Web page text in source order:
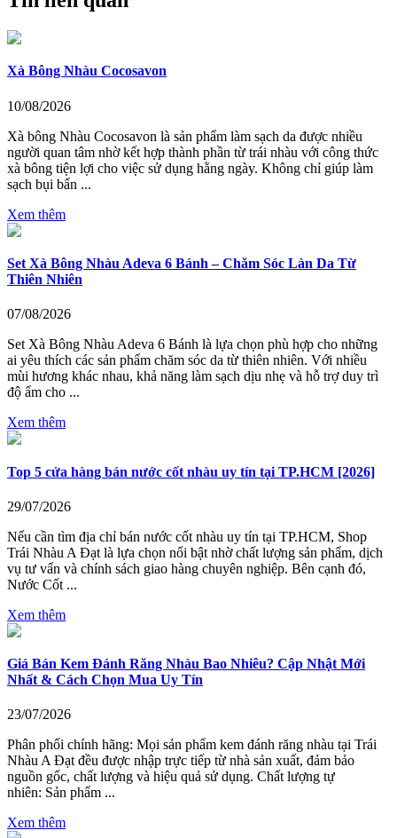
Xà Bông Nhàu Cocosavon
10/08/2026
Xà bông Nhàu Cocosavon là sản phẩm làm sạch da được nhiều
người quan tâm nhờ kết hợp thành phần từ trái nhàu với công thức
xà bông tiện lợi cho việc sử dụng hằng ngày. Không chỉ giúp làm
sạch bụi bẩn ...
Xem thêm
Set Xà Bông Nhàu Adeva 6 Bánh – Chăm Sóc Làn Da Từ
Thiên Nhiên
07/08/2026
Set Xà Bông Nhàu Adeva 6 Bánh là lựa chọn phù hợp cho những
ai yêu thích các sản phẩm chăm sóc da từ thiên nhiên. Với nhiều
mùi hương khác nhau, khả năng làm sạch dịu nhẹ và hỗ trợ duy trì
độ ẩm cho ...
Xem thêm
Top 5 cửa hàng bán nước cốt nhàu uy tín tại TP.HCM [2026]
29/07/2026
Nếu cần tìm địa chỉ bán nước cốt nhàu uy tín tại TP.HCM, Shop
Trái Nhàu A Đạt là lựa chọn nổi bật nhờ chất lượng sản phẩm, dịch
vụ tư vấn và chính sách giao hàng chuyên nghiệp. Bên cạnh đó,
Nước Cốt ...
Xem thêm
Giá Bán Kem Đánh Răng Nhàu Bao Nhiêu? Cập Nhật Mới
Nhất & Cách Chọn Mua Uy Tín
23/07/2026
Phân phối chính hãng: Mọi sản phẩm kem đánh răng nhàu tại Trái
Nhàu A Đạt đều được nhập trực tiếp từ nhà sản xuất, đảm bảo
nguồn gốc, chất lượng và hiệu quả sử dụng. Chất lượng tự
nhiên: Sản phẩm ...
Xem thêm